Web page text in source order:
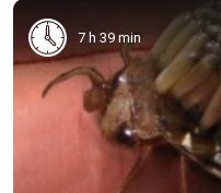
7 h 39 min